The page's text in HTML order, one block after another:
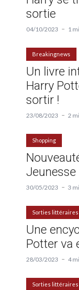
sortie
04/10/2023 1
Breakingnews
Un livre
Harry
sortir !
23/08/2023 2
Shopping
Jeunesse
30/05/2023 3
Sorties littéraires
Une
Potter va
28/03/2023 4
Sorties littéraires